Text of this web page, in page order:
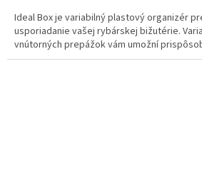
Ideal Box je variabilný plastový organizér
usporiadanie vašej rybárskej bižutérie.
vnútorných prepážok vám umožní